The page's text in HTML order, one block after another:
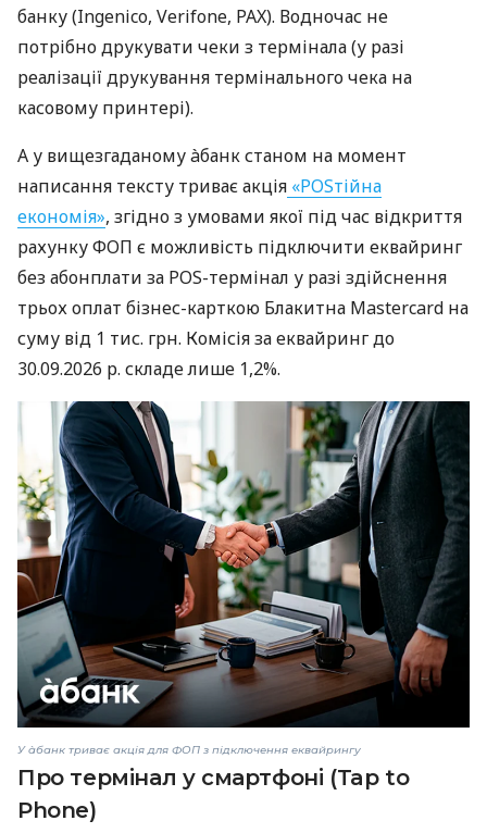
банку (Ingenico, Verifone, PAX). Водночас не
потрібно друкувати чеки з термінала (у разі
реалізації друкування термінального чека на
касовому принтері).
А у вищезгаданому àбанк станом на момент
написання тексту триває акція «POSтійна
економія», згідно з умовами якої під час відкриття
рахунку ФОП є можливість підключити еквайринг
без абонплати за POS-термінал у разі здійснення
трьох оплат бізнес-карткою Блакитна Mastercard на
суму від 1 тис. грн. Комісія за еквайринг до
30.09.2026 р. складе лише 1,2%.
У àбанк триває акція для ФОП з підключення еквайрингу
Про термінал у смартфоні (Tap to
Phone)